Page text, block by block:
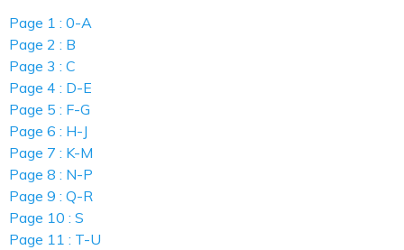
Page 1 : 0-A
Page 2 : B
Page 3 : C
Page 4 : D-E
Page 5 : F-G
Page 6 : H-J
Page 7 : K-M
Page 8 : N-P
Page 9 : Q-R
Page 10 : S
Page 11 : T-U